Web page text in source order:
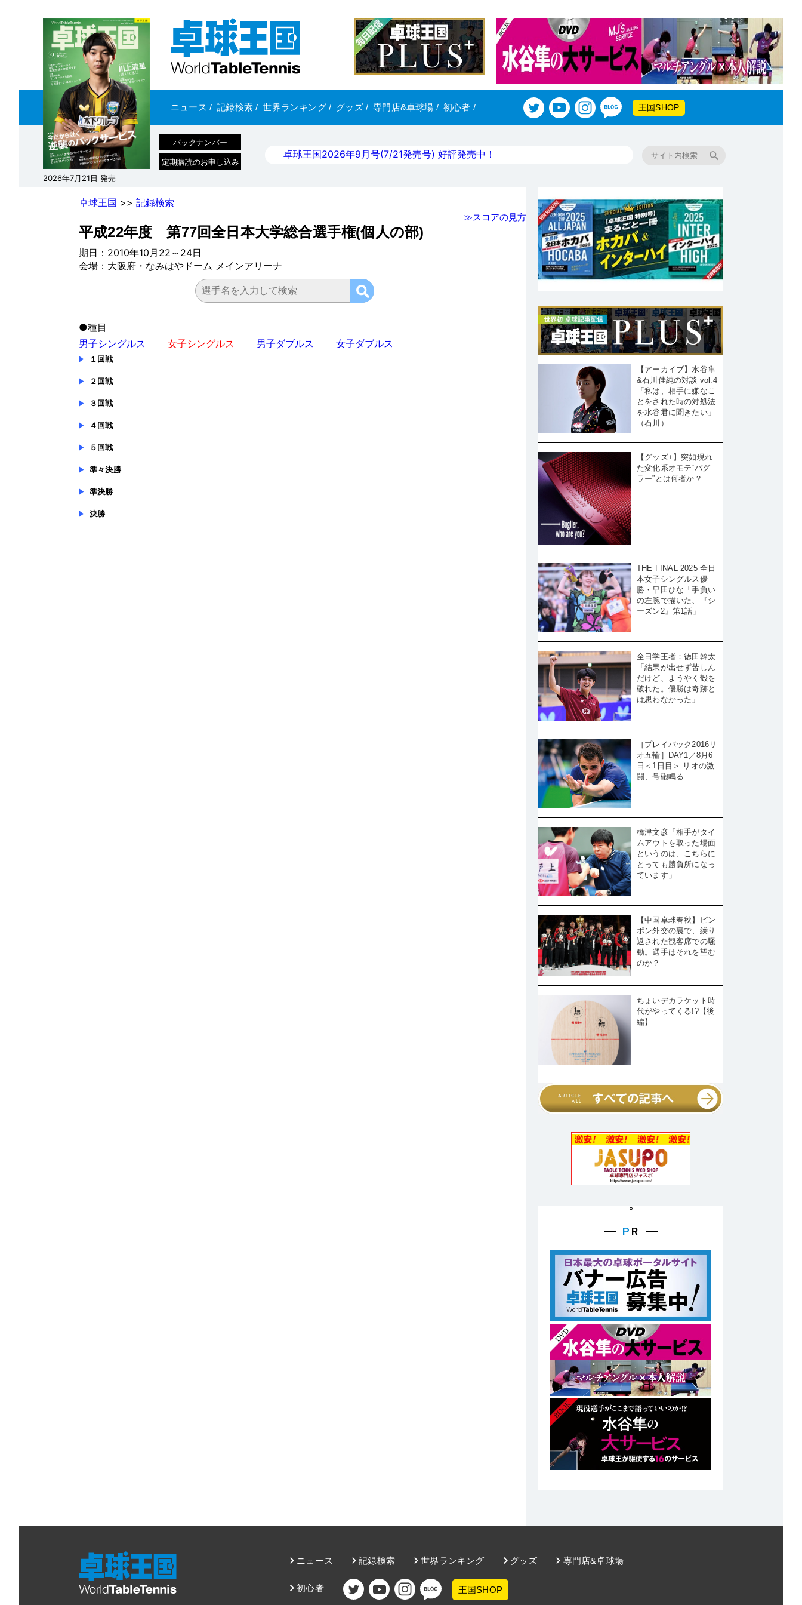
ニュース / 記録検索 / 世界ランキング/ グッズ/ 専門店&卓球場 / 初心者 / 王国SHOP
2026年7月21日 発売
バックナンバー
定期購読のお申し込み
卓球王国2026年9月号(7/21発売号) 好評発売中！
卓球王国 >> 記録検索
≫スコアの見方
平成22年度 第77回全日本大学総合選手権(個人の部)
期日：2010年10月22～24日
会場：大阪府・なみはやドーム メインアリーナ
●種目
男子シングルス
女子シングルス 男子ダブルス 女子ダブルス
１回戦
２回戦
３回戦
４回戦
５回戦
準々決勝
準決勝
決勝
【アーカイブ】水谷隼
&石川佳純の対談 vol.4
「私は、相手に嫌なこ
とをされた時の対処法
を水谷君に聞きたい」
（石川）
【グッズ+】突如現れ
た変化系オモテ“バグ
ラー”とは何者か？
THE FINAL 2025 全日
本女子シングルス優
勝・早田ひな「手負い
の左腕で描いた、『シ
ーズン2』第1話」
全日学王者：徳田幹太
「結果が出せず苦しん
だけど、ようやく殻を
破れた。優勝は奇跡と
は思わなかった」
［プレイバック2016リ
オ五輪］DAY1／8月6
日＜1日目＞ リオの激
闘、号砲鳴る
橋津文彦「相手がタイ
ムアウトを取った場面
というのは、こちらに
とっても勝負所になっ
ています」
【中国卓球春秋】ピン
ポン外交の裏で、繰り
返された観客席での騒
動。選手はそれを望む
のか？
ちょいデカラケット時
代がやってくる!?【後
編】
ニュース 記録検索 世界ランキング グッズ 専門店&卓球場
初心者 王国SHOP